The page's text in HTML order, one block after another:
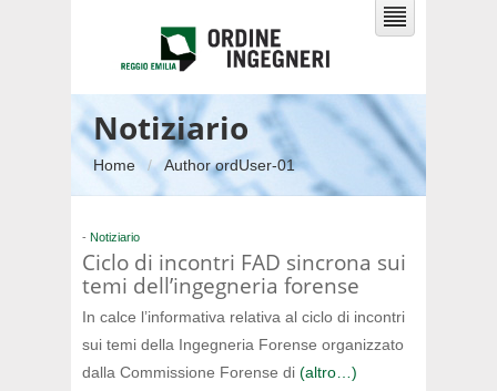
Notiziario
Home Author ordUser-01
- Notiziario
Ciclo di incontri FAD sincrona sui
temi dell’ingegneria forense
In calce l’informativa relativa al ciclo di incontri
sui temi della Ingegneria Forense organizzato
dalla Commissione Forense di (altro…)